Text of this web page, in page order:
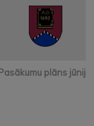
plāns jūnijā